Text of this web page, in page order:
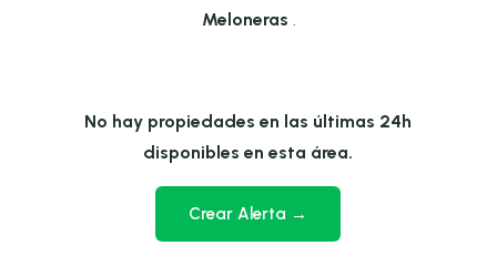
Meloneras
No hay propiedades en las últimas 24h
disponibles en esta área.
Crear Alerta →